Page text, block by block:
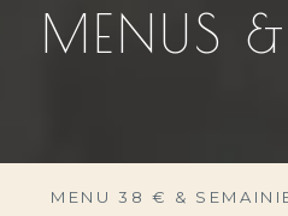
MENUS
MENU 38 € &